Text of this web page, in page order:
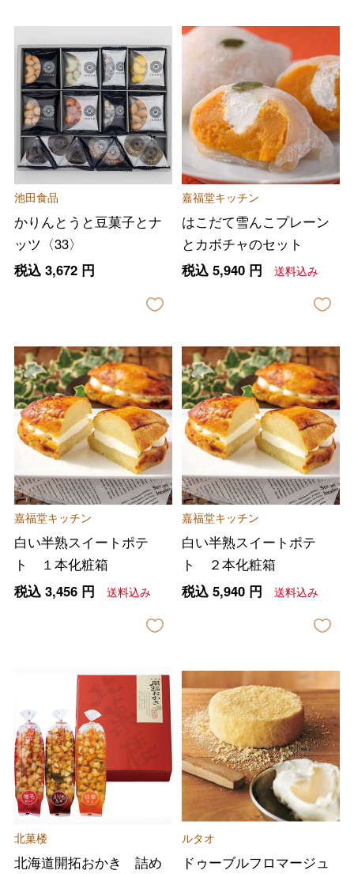
池田食品
かりんとうと豆菓子とナ
ッツ〈33〉
税込 3,672円
嘉福堂キッチン
はこだて雪んこプレーン
とカボチャのセット
税込 5,940円 送料込み
嘉福堂キッチン
白い半熟スイートポテ
ト １本化粧箱
税込 3,456円 送料込み
嘉福堂キッチン
白い半熟スイートポテ
ト ２本化粧箱
税込 5,940円 送料込み
北菓楼
北海道開拓おかき 詰め
ルタオ
ドゥーブルフロマージュ